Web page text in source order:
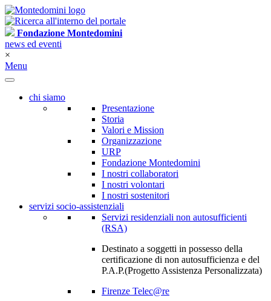
Fondazione Montedomini
news ed eventi
×
Menu
chi siamo
Presentazione
Storia
Valori e Mission
Organizzazione
URP
Fondazione Montedomini
I nostri collaboratori
I nostri volontari
I nostri sostenitori
servizi socio-assistenziali
Servizi residenziali non autosufficienti
(RSA)
Destinato a soggetti in possesso della
certificazione di non autosufficienza e del
P.A.P.(Progetto Assistenza Personalizzata)
Firenze Telec@re